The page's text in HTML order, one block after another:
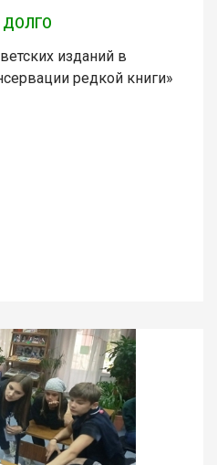
изданий в
редкой книги»